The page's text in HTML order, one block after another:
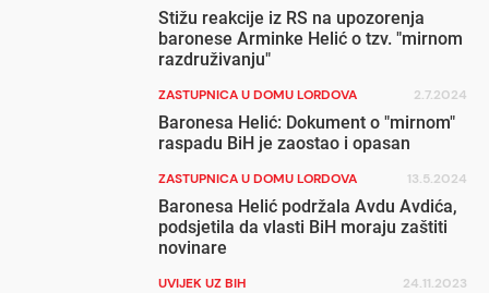
Stižu reakcije iz RS na upozorenja
baronese Arminke Helić o tzv. "mirnom
razdruživanju"
ZASTUPNICA U DOMU LORDOVA 2.7.2024
Baronesa Helić: Dokument o "mirnom"
raspadu BiH je zaostao i opasan
ZASTUPNICA U DOMU LORDOVA 13.5.2024
Baronesa Helić podržala Avdu Avdića,
podsjetila da vlasti BiH moraju zaštiti
novinare
UVIJEK UZ BIH 24.11.2023